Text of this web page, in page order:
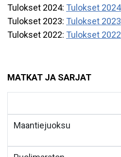
Tulokset 2024: Tulokset 2024
Tulokset 2023: Tulokset 2023
Tulokset 2022: Tulokset 2022
MATKAT JA SARJAT
Maantiejuoksu